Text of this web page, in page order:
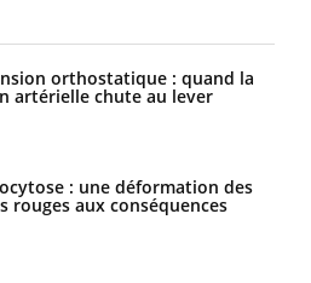
orthostatique : quand la
artérielle chute au lever
: une déformation des
rouges aux conséquences